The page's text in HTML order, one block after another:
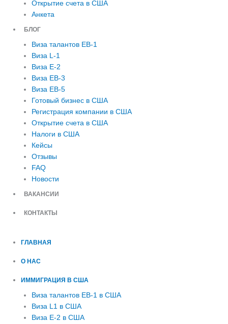
Открытие счета в США
Анкета
БЛОГ
Виза талантов EB-1
Виза L-1
Виза E-2
Виза EB-3
Виза EB-5
Готовый бизнес в США
Регистрация компании в США
Открытие счета в США
Налоги в США
Кейсы
Отзывы
FAQ
Новости
ВАКАНСИИ
КОНТАКТЫ
ГЛАВНАЯ
О НАС
ИММИГРАЦИЯ В США
Виза талантов EB-1 в США
Виза L1 в США
Виза E-2 в США